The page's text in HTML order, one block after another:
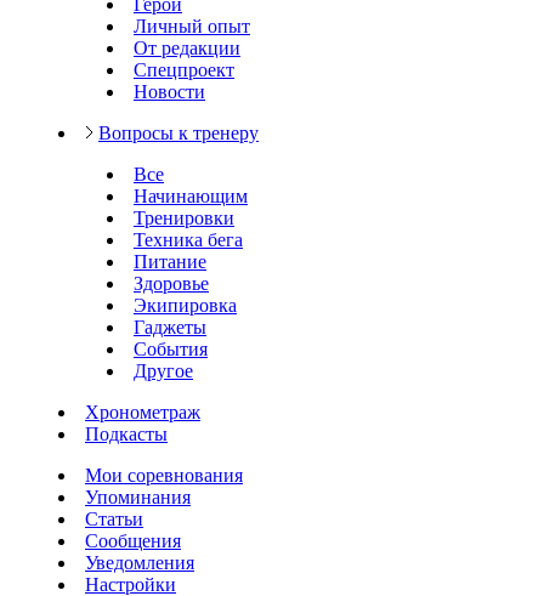
Личный опыт
От редакции
Спецпроект
Новости
Вопросы к тренеру
Все
Начинающим
Тренировки
Техника бега
Питание
Здоровье
Экипировка
Гаджеты
События
Другое
Хронометраж
Подкасты
Мои соревнования
Упоминания
Статьи
Сообщения
Уведомления
Настройки